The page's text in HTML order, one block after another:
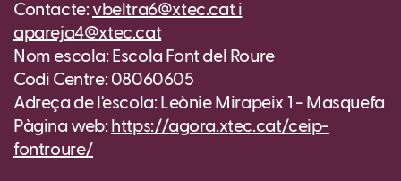
Contacte: vbeltra6@xtec.cat i
apareja4@xtec.cat
Nom escola: Escola Font del Roure
Codi Centre: 08060605
Adreça de l'escola: Leònie Mirapeix 1 - Masquefa
Pàgina web: https://agora.xtec.cat/ceip-
fontroure/